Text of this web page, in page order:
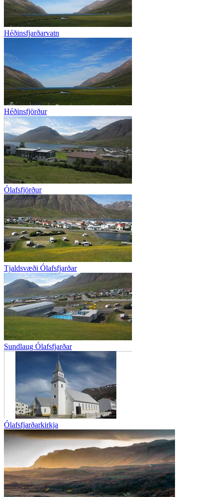
Héðinsfjarðarvatn
Héðinsfjörður
Ólafsfjörður
Tjaldsvæði Ólafsfjarðar
Sundlaug Ólafsfjarðar
Ólafsfjarðarkirkja